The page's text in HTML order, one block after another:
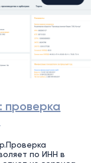
проверка
по ИНН в